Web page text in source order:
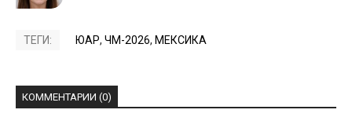
ТЕГИ: ЮАР, ЧМ-2026, МЕКСИКА
КОММЕНТАРИИ (0)